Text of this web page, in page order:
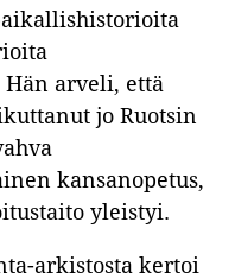
arveli, että
jo Ruotsin
kansanopetus,
yleistyi.
arkistosta kertoi